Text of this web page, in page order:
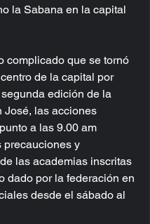
la Sabana en la capital
complicado que se tornó
de la capital por
edición de la
José, las acciones
a las 9.00 am
precauciones y
las academias inscritas
dado por la federación en
desde el sábado al